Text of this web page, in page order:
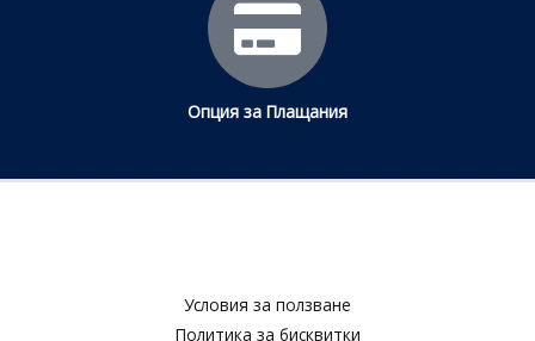
Опция за Плащания
Условия за ползване​
Политика за бисквитки​